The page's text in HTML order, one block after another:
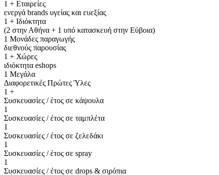
1 + Εταιρείες
ενεργά brands υγείας και ευεξίας
1 + Ιδιόκτητα
(2 στην Αθήνα + 1 υπό κατασκευή στην Εύβοια)
1 Μονάδες παραγωγής
διεθνούς παρουσίας
1 + Χώρες
ιδιόκτητα eshops
1 Μεγάλα
Διαφορετικές Πρώτες Ύλες
1 +
Συσκευασίες / έτος σε κάψουλα
1
Συσκευασίες / έτος σε ταμπλέτα
1
Συσκευασίες / έτος σε ζελεδάκι
1
Συσκευασίες / έτος σε spray
1
Συσκευασίες / έτος σε drops & σιρόπια